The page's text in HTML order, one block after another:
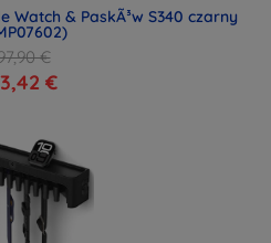
Watch & PaskÃ³w S340 czarny
€
€